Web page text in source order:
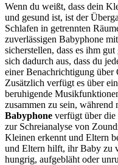
Wenn du weißt, dass dein
und gesund ist, ist der
Schlafen in getrennten
zuverlässigen Babyphone
sicherstellen, dass es ihm gut
sich dadurch aus, dass du
einer Benachrichtigung über
Zusätzlich verfügt es über
beruhigende
zusammen zu sein, während
Babyphone verfügt über
zur Schreianalyse von
Kleinen erkennt und Eltern
und Eltern hilft, ihr Baby zu
hungrig, aufgebläht oder